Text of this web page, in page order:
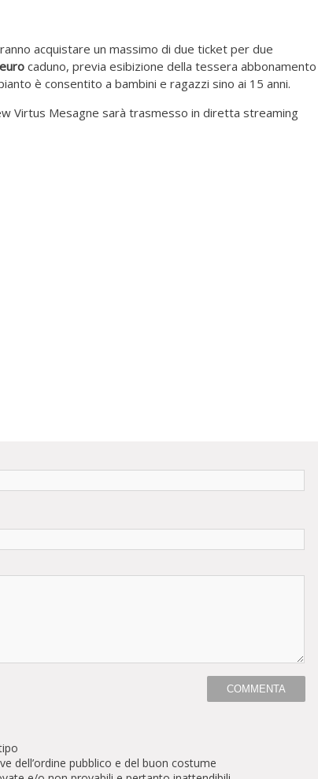
acquistare un massimo di due ticket per due
caduno, previa esibizione della tessera abbonamento
è consentito a bambini e ragazzi sino ai 15 anni.
Virtus Mesagne sarà trasmesso in diretta streaming
dell’ordine pubblico e del buon costume